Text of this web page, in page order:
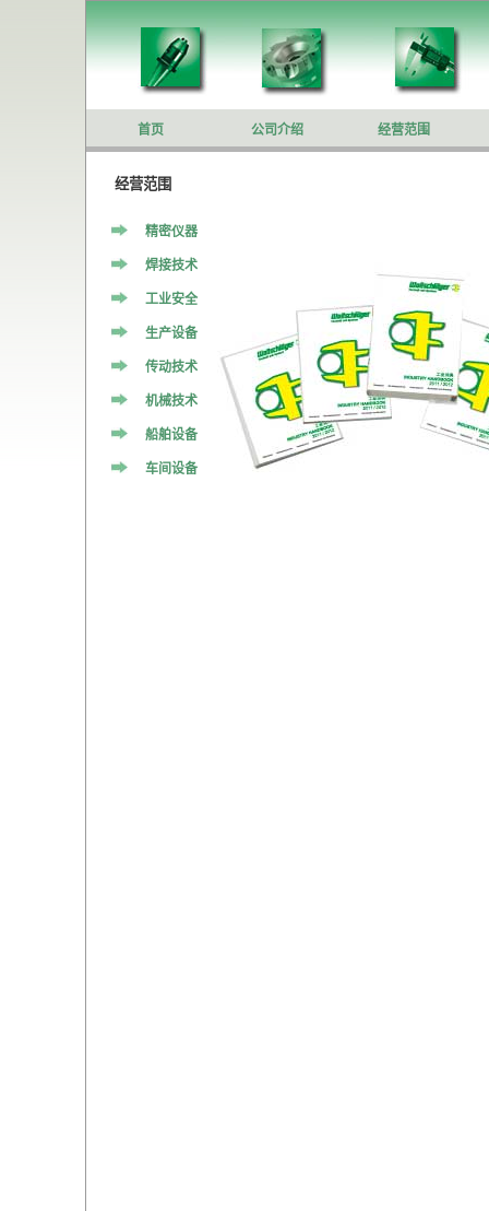
首页 公司介绍 经营范围
经营范围
精密仪器
焊接技术
工业安全
生产设备
传动技术
机械技术
船舶设备
车间设备